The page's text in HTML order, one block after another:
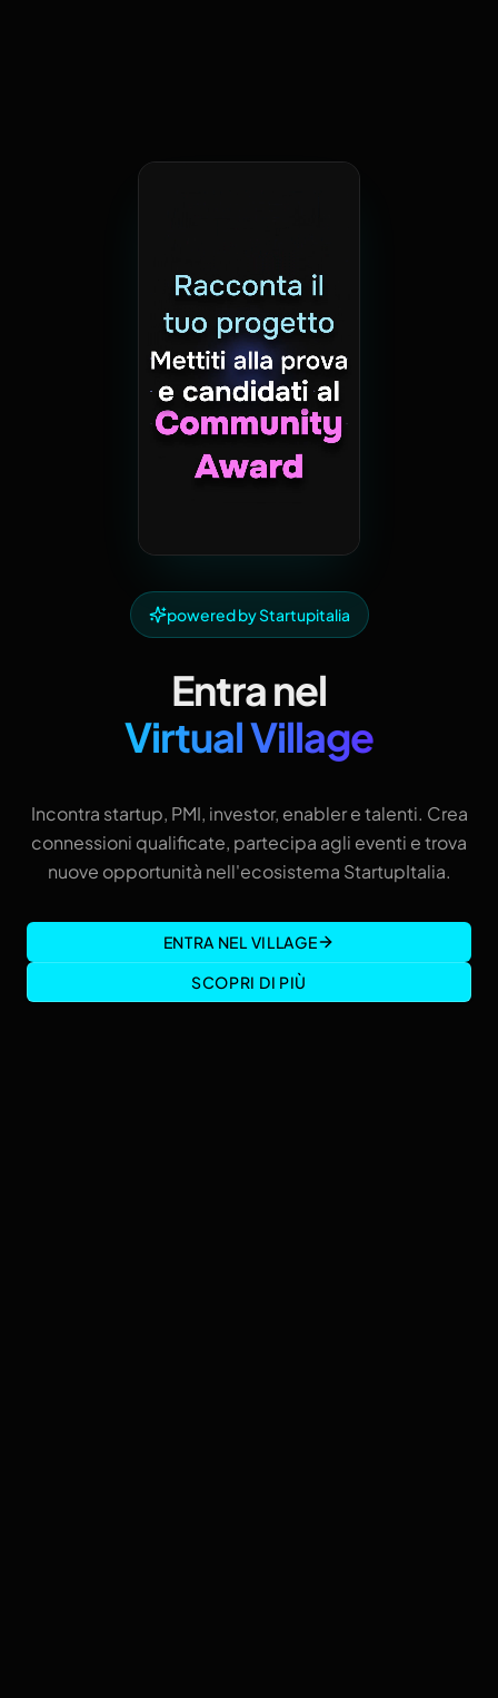
powered by Startupitalia
Entra nel
Virtual Village
Incontra startup, PMI, investor, enabler e talenti. Crea
connessioni qualificate, partecipa agli eventi e trova
nuove opportunità nell'ecosistema StartupItalia.
ENTRA NEL VILLAGE
SCOPRI DI PIÙ